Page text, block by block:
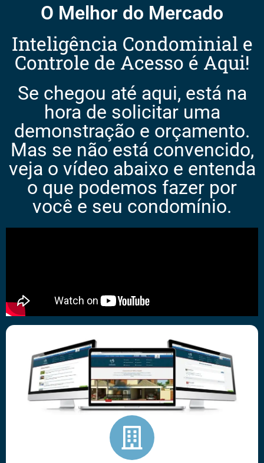
O Melhor do Mercado
Inteligência Condominial e
Controle de Acesso é Aqui!
Se chegou até aqui, está na
hora de solicitar uma
demonstração e orçamento.
Mas se não está convencido,
veja o vídeo abaixo e entenda
o que podemos fazer por
você e seu condomínio.